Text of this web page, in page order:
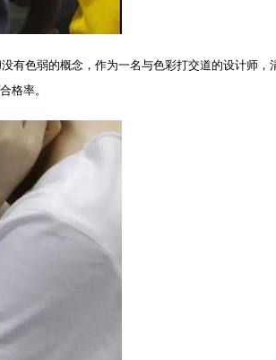
色弱的概念，作为一名与色彩打交道的设计师，
格率。